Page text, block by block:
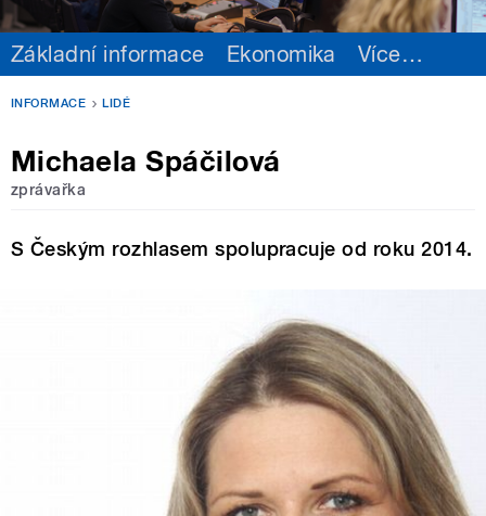
Základní informace Ekonomika Více…
INFORMACE LIDÉ
Michaela Spáčilová
zprávařka
S Českým rozhlasem spolupracuje od roku 2014.